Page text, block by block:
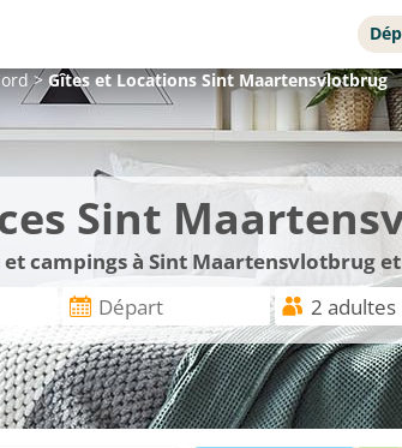
>Gîtes et LocationsSint Maartensvlotbrug
Sint
campings à Sint Maartensvlotbrug